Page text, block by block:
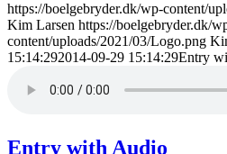
https://boelgebryder.dk/wp-content/
Kim Larsen https://boelgebryder.dk/
content/uploads/2021/03/Logo.png
15:14:292014-09-29 15:14:29Entry
Entry with Audio